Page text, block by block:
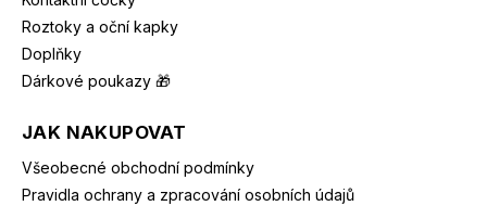
Roztoky a oční kapky
Doplňky
Dárkové poukazy 🎁
JAK NAKUPOVAT
Všeobecné obchodní podmínky
Pravidla ochrany a zpracování osobních údajů